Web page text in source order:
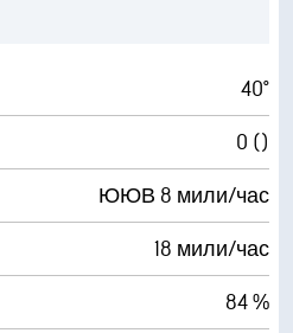
40°
0 ()
ЮЮВ 8 мили/час
18 мили/час
84 %